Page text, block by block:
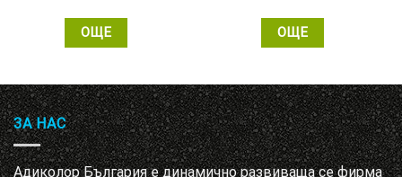
ОЩЕ ОЩЕ
ЗА НАС
Адиколор България е динамично развиваща се фирма